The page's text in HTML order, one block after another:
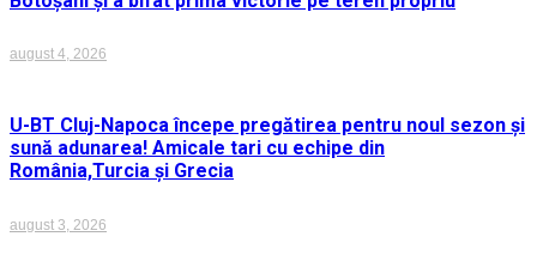
august 4, 2026
U-BT Cluj-Napoca începe pregătirea pentru noul sezon și
sună adunarea! Amicale tari cu echipe din
România,Turcia și Grecia
august 3, 2026